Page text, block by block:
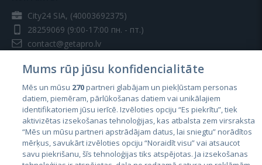
City24 SIA, (40003692375)
28259069 (9:00-17:00 пн. - пт.)
contact@getapro.lv
Страны
Эстония
Латвия
Mums rūp jūsu konfidencialitāte
Mēs un mūsu 270partneri glabājam un piekļūstam personas
datiem, piemēram, pārlūkošanas datiem vai unikālajiem
identifikatoriem jūsu ierīcē. Izvēloties opciju “Es piekrītu”, tiek
aktivizētas izsekošanas tehnoloģijas, kas atbalsta zem virsraksta
“Mēs un mūsu partneri apstrādājam datus, lai sniegtu” norādītos
mērķus, savukārt izvēloties opciju “Noraidīt visu” vai atsaucot
savu piekrišanu, šīs tehnoloģijas tiks atspējotas. Ja izsekošanas